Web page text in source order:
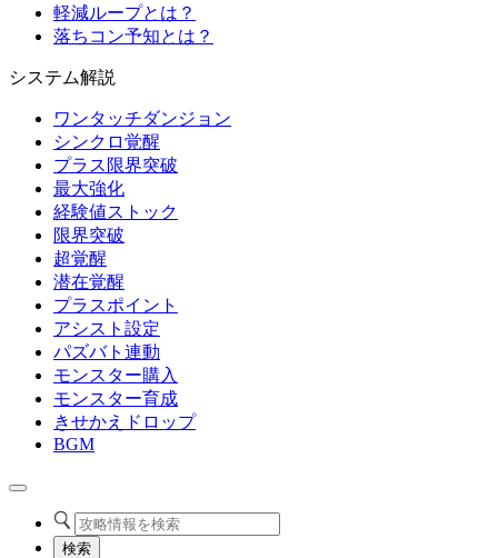
軽減ループとは？
落ちコン予知とは？
システム解説
ワンタッチダンジョン
シンクロ覚醒
プラス限界突破
最大強化
経験値ストック
限界突破
超覚醒
潜在覚醒
プラスポイント
アシスト設定
パズバト連動
モンスター購入
モンスター育成
きせかえドロップ
BGM
検索